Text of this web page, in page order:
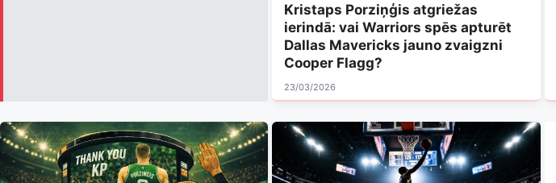
Kristaps Porziņģis atgriežas
ierindā: vai Warriors spēs apturēt
Dallas Mavericks jauno zvaigzni
Cooper Flagg?
23/03/2026